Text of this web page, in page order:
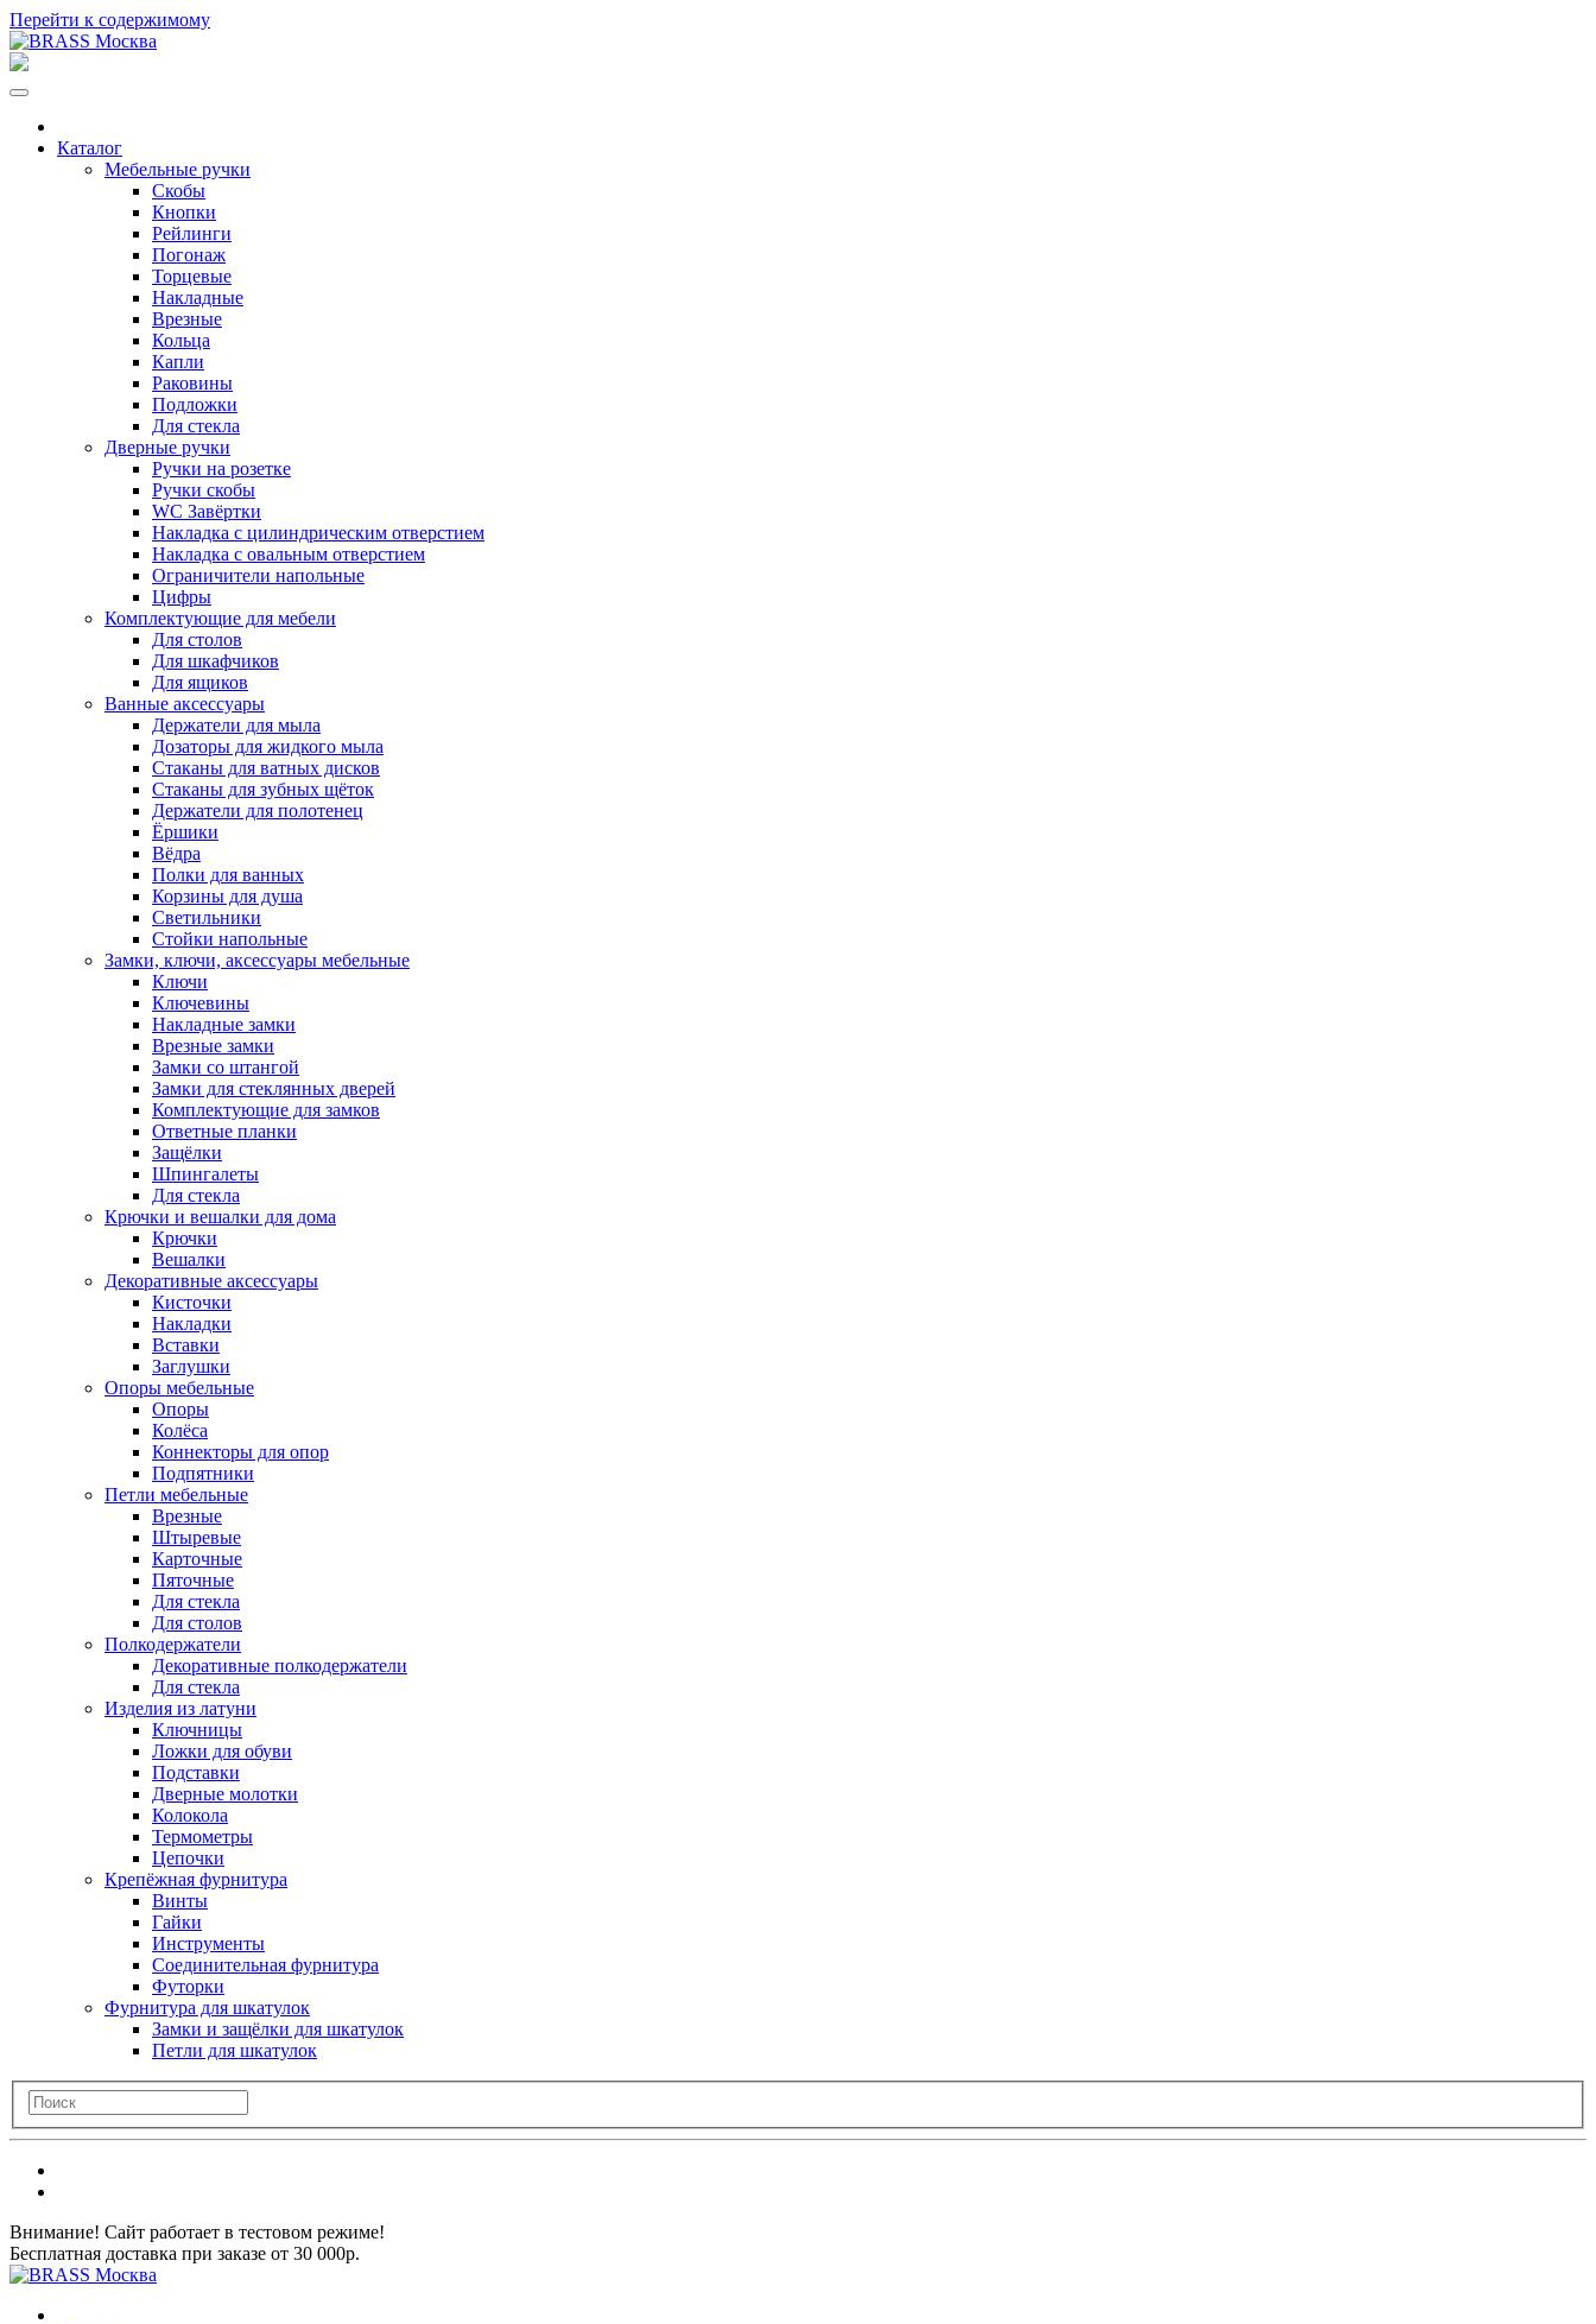
Перейти к содержимому
Каталог
Мебельные ручки
Скобы
Кнопки
Рейлинги
Погонаж
Торцевые
Накладные
Врезные
Кольца
Капли
Раковины
Подложки
Для стекла
Дверные ручки
Ручки на розетке
Ручки скобы
WC Завёртки
Накладка с цилиндрическим отверстием
Накладка с овальным отверстием
Ограничители напольные
Цифры
Комплектующие для мебели
Для столов
Для шкафчиков
Для ящиков
Ванные аксессуары
Держатели для мыла
Дозаторы для жидкого мыла
Стаканы для ватных дисков
Стаканы для зубных щёток
Держатели для полотенец
Ёршики
Вёдра
Полки для ванных
Корзины для душа
Светильники
Стойки напольные
Замки, ключи, аксессуары мебельные
Ключи
Ключевины
Накладные замки
Врезные замки
Замки со штангой
Замки для стеклянных дверей
Комплектующие для замков
Ответные планки
Защёлки
Шпингалеты
Для стекла
Крючки и вешалки для дома
Крючки
Вешалки
Декоративные аксессуары
Кисточки
Накладки
Вставки
Заглушки
Опоры мебельные
Опоры
Колёса
Коннекторы для опор
Подпятники
Петли мебельные
Врезные
Штыревые
Карточные
Пяточные
Для стекла
Для столов
Полкодержатели
Декоративные полкодержатели
Для стекла
Изделия из латуни
Ключницы
Ложки для обуви
Подставки
Дверные молотки
Колокола
Термометры
Цепочки
Крепёжная фурнитура
Винты
Гайки
Инструменты
Соединительная фурнитура
Футорки
Фурнитура для шкатулок
Замки и защёлки для шкатулок
Петли для шкатулок
Внимание! Сайт работает в тестовом режиме!
Бесплатная доставка при заказе от 30 000р.